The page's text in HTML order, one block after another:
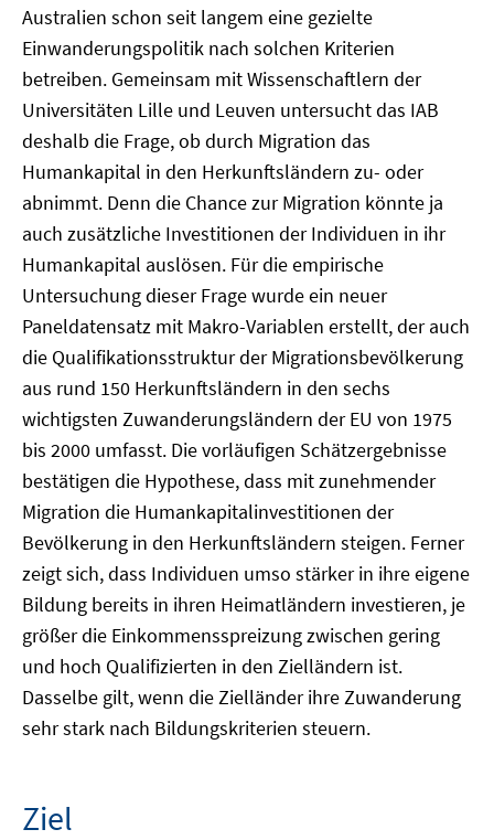
Australien schon seit langem eine gezielte
Einwanderungspolitik nach solchen Kriterien
betreiben. Gemeinsam mit Wissenschaftlern der
Universitäten Lille und Leuven untersucht das IAB
deshalb die Frage, ob durch Migration das
Humankapital in den Herkunftsländern zu- oder
abnimmt. Denn die Chance zur Migration könnte ja
auch zusätzliche Investitionen der Individuen in ihr
Humankapital auslösen. Für die empirische
Untersuchung dieser Frage wurde ein neuer
Paneldatensatz mit Makro-Variablen erstellt, der auch
die Qualifikationsstruktur der Migrationsbevölkerung
aus rund 150 Herkunftsländern in den sechs
wichtigsten Zuwanderungsländern der EU von 1975
bis 2000 umfasst. Die vorläufigen Schätzergebnisse
bestätigen die Hypothese, dass mit zunehmender
Migration die Humankapitalinvestitionen der
Bevölkerung in den Herkunftsländern steigen. Ferner
zeigt sich, dass Individuen umso stärker in ihre eigene
Bildung bereits in ihren Heimatländern investieren, je
größer die Einkommensspreizung zwischen gering
und hoch Qualifizierten in den Zielländern ist.
Dasselbe gilt, wenn die Zielländer ihre Zuwanderung
sehr stark nach Bildungskriterien steuern.
Ziel